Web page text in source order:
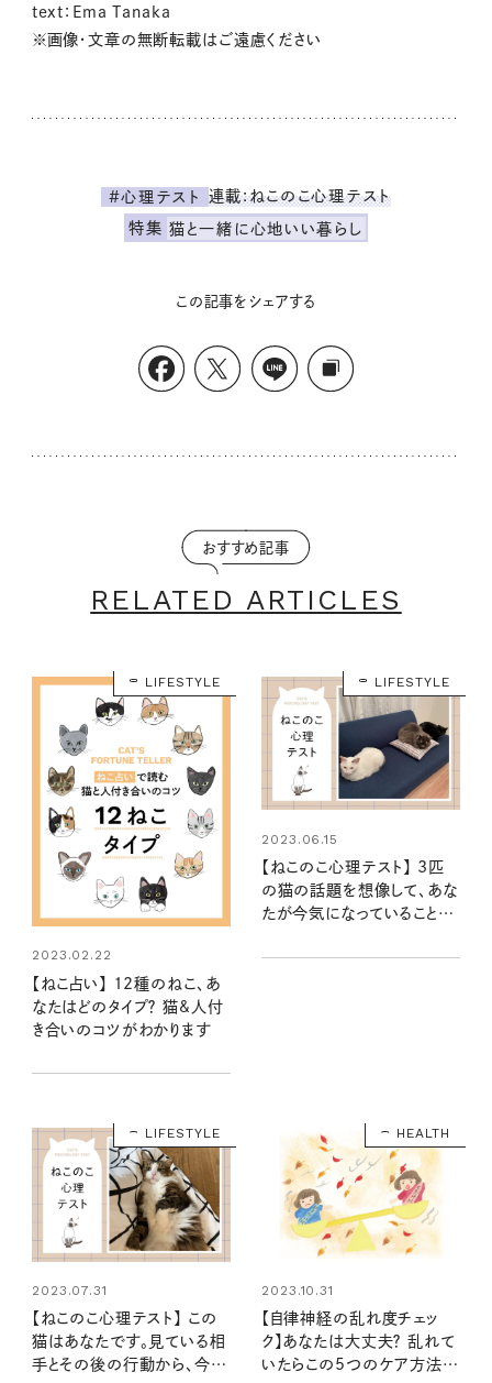
text：Ema Tanaka
※画像・文章の無断転載はご遠慮ください
#心理テスト 連載:ねこのこ心理テスト
特集 猫と一緒に心地いい暮らし
この記事をシェアする
おすすめ記事
RELATED ARTICLES
LIFESTYLE
2023.02.22
【ねこ占い】 12種のねこ、あ
なたはどのタイプ？ 猫&人付
き合いのコツがわかります
LIFESTYLE
2023.06.15
【ねこのこ心理テスト】 3匹
の猫の話題を想像して、あな
たが今気になっていることや
ゃ！
LIFESTYLE
2023.07.31
【ねこのこ心理テスト】 この
猫はあなたです。見ている相
手とその後の行動から、今の
HEALTH
2023.10.31
【自律神経の乱れ度チェッ
ク】あなたは大丈夫？ 乱れて
いたらこの5つのケア方法で